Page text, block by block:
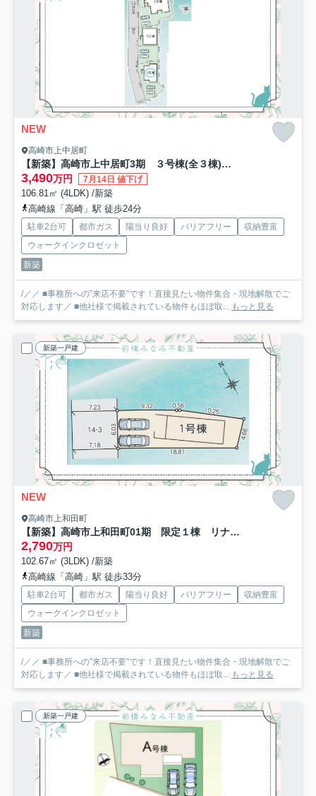
NEW
高崎市上中居町
【新築】高崎市上中居町3期 ３号棟(全３棟) グラファーレ 新築建売分譲
3,490万円 7月14日 値下げ
106.81㎡ (4LDK) /新築
高崎線「高崎」駅 徒歩24分
駐車2台可 都市ガス 陽当り良好 バリアフリー
収納豊富
ウォークインクロゼット
新築
/／／ ■事務所への”来店不要”です！直接見たい物件集合・現地解散でご
対応します／ ■他社様で掲載されている物件もほぼ取... もっと見る
新築一戸建
NEW
高崎市上和田町
【新築】高崎市上和田町01期 限定１棟 リナージュ 新築建売
2,790万円
102.67㎡ (3LDK) /新築
高崎線「高崎」駅 徒歩33分
駐車2台可 都市ガス 陽当り良好 バリアフリー
収納豊富
ウォークインクロゼット
新築
/／／ ■事務所への”来店不要”です！直接見たい物件集合・現地解散でご
対応します／ ■他社様で掲載されている物件もほぼ取... もっと見る
新築一戸建